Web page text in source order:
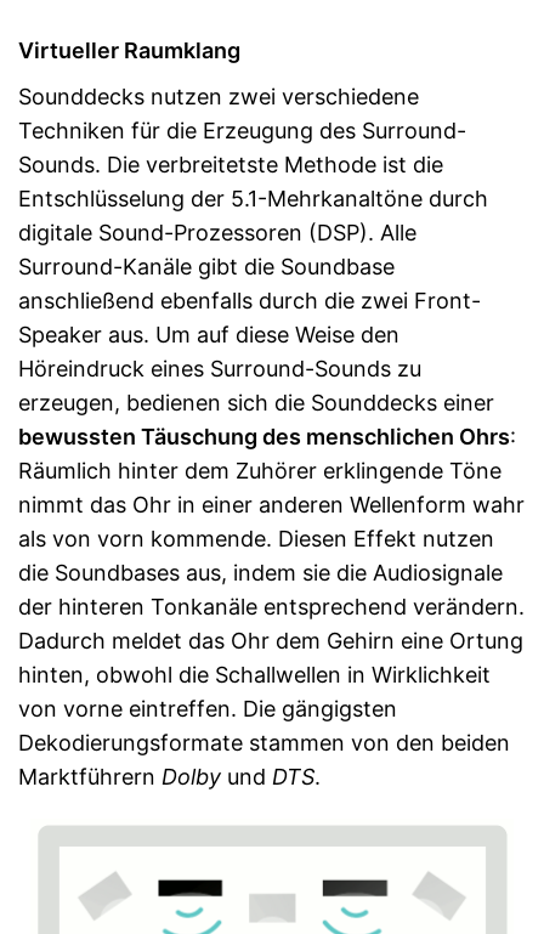
Virtueller Raumklang
Sounddecks nutzen zwei verschiedene
Techniken für die Erzeugung des Surround-
Sounds. Die verbreitetste Methode ist die
Entschlüsselung der 5.1-Mehrkanaltöne durch
digitale Sound-Prozessoren (DSP). Alle
Surround-Kanäle gibt die Soundbase
anschließend ebenfalls durch die zwei Front-
Speaker aus. Um auf diese Weise den
Höreindruck eines Surround-Sounds zu
erzeugen, bedienen sich die Sounddecks einer
bewussten Täuschung des menschlichen Ohrs:
Räumlich hinter dem Zuhörer erklingende Töne
nimmt das Ohr in einer anderen Wellenform wahr
als von vorn kommende. Diesen Effekt nutzen
die Soundbases aus, indem sie die Audiosignale
der hinteren Tonkanäle entsprechend verändern.
Dadurch meldet das Ohr dem Gehirn eine Ortung
hinten, obwohl die Schallwellen in Wirklichkeit
von vorne eintreffen. Die gängigsten
Dekodierungsformate stammen von den beiden
Marktführern Dolby und DTS.